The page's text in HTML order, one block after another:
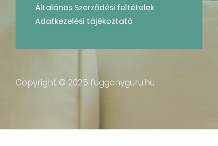
Általános Szerződési feltételek
Adatkezelési tájékoztató
Copyright © 2025 fuggonyguru.hu